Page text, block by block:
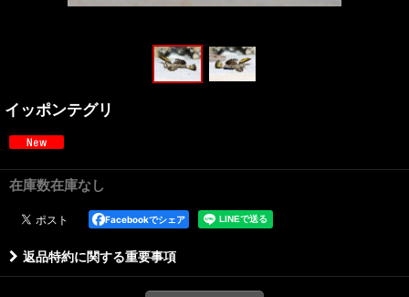
イッポンテグリ
在庫数在庫なし
Facebookでシェア
返品特約に関する重要事項